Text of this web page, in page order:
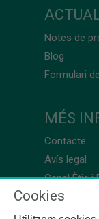
Notes de
Blog
Formulari
MÉS
Contacte
Avís legal
Canal Ètic i
Cookies